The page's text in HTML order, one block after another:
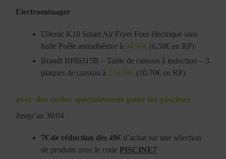
Electroménager
Ultenic K10 Smart Air Fryer Four électrique sans
huile Poêle antiadhésive à94,99€ (6,58€ en RP)
Brandt BPI6315B – Table de cuisson à induction – 3
plaques de cuisson à 214,99€ (10,70€ en RP)
avec des codes spécialement pour les piscines
Jusqu’au 30/04 :
7€ de réduction dès 49€ d’achat sur une sélection
de produits avec le codePISCINE7